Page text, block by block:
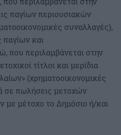
παγίων περιουσιακών
συναλλαγές),
και
που περιλαμβάνεται στην
τίτλοι και μερίδια
(χρηματοοικονομικές
σε πωλήσεις μετοχών
με μέτοχο το Δημόσιο ή/και